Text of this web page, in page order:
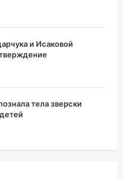
и Исаковой
тела зверски